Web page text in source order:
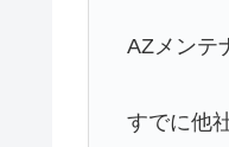
AZメンテ
すでに他